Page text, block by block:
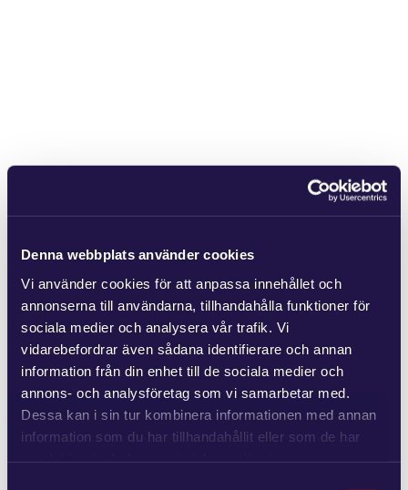
Denna webbplats använder cookies
Vi använder cookies för att anpassa innehållet och
annonserna till användarna, tillhandahålla funktioner för
sociala medier och analysera vår trafik. Vi
vidarebefordrar även sådana identifierare och annan
information från din enhet till de sociala medier och
annons- och analysföretag som vi samarbetar med.
Dessa kan i sin tur kombinera informationen med annan
information som du har tillhandahållit eller som de har